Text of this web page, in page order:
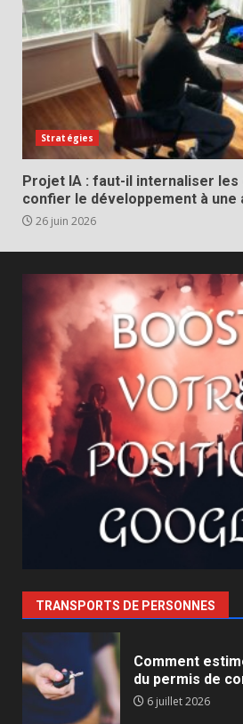
Stratégies
Projet IA : faut-il internaliser
confier le développement à une
26 juin 2026
TRANSPORTS DE PERSONNES
Comment
du permis de
6 juillet 2026